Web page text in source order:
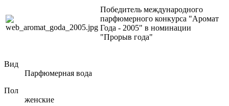
Победитель международного
парфюмерного конкурса "Аромат
Года - 2005" в номинации
"Прорыв года"
Вид
Парфюмерная вода
Пол
женские